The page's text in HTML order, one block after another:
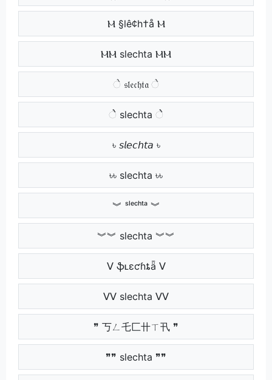
Ⲙ §lê¢h†å Ⲙ
ⲘⲘ slechta ⲘⲘ
ે 𝔰𝔩𝔢𝔠𝔥𝔱𝔞 ે
ેે slechta ેે
৳ 𝘴𝘭𝘦𝘤𝘩𝘵𝘢 ৳
৳৳ slechta ৳৳
︾ ˢˡᵉᶜʰᵗᵃ ︾
︾︾ slechta ︾︾
ᐯ ֆʟɛƈɦȶǟ ᐯ
ᐯᐯ slechta ᐯᐯ
❞ 丂ㄥ乇匚卄ㄒ卂 ❞
❞❞ slechta ❞❞